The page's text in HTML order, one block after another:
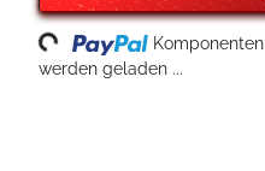
Komponenten
werden geladen ...